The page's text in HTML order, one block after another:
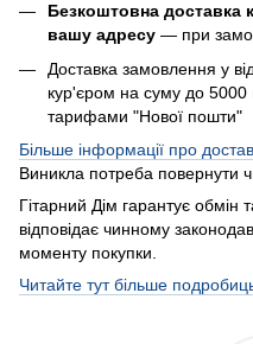
Безкоштовна доставка
вашу адресу — при
Доставка замовлення у
кур'єром на суму до 5000
тарифами "Нової пошти"
Більше інформації про
Виникла потреба повернути
Гітарний Дім гарантує обмін
відповідає чинному
моменту покупки.
Читайте тут більше